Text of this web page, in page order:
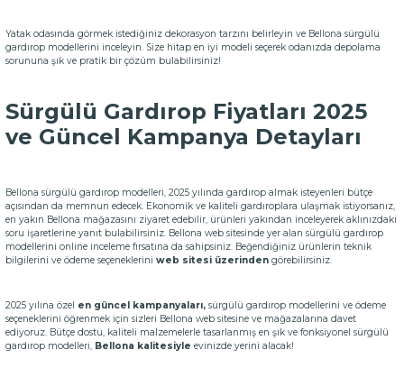
Yatak odasında görmek istediğiniz dekorasyon tarzını belirleyin ve Bellona sürgülü
gardırop modellerini inceleyin. Size hitap en iyi modeli seçerek odanızda depolama
sorununa şık ve pratik bir çözüm bulabilirsiniz!
Sürgülü Gardırop Fiyatları 2025
ve Güncel Kampanya Detayları
Bellona sürgülü gardırop modelleri, 2025 yılında gardırop almak isteyenleri bütçe
açısından da memnun edecek. Ekonomik ve kaliteli gardıroplara ulaşmak istiyorsanız,
en yakın Bellona mağazasını ziyaret edebilir, ürünleri yakından inceleyerek aklınızdaki
soru işaretlerine yanıt bulabilirsiniz. Bellona web sitesinde yer alan sürgülü gardırop
modellerini online inceleme fırsatına da sahipsiniz. Beğendiğiniz ürünlerin teknik
bilgilerini ve ödeme seçeneklerini web sitesi üzerinden görebilirsiniz.
2025 yılına özel en güncel kampanyaları, sürgülü gardırop modellerini ve ödeme
seçeneklerini öğrenmek için sizleri Bellona web sitesine ve mağazalarına davet
ediyoruz. Bütçe dostu, kaliteli malzemelerle tasarlanmış en şık ve fonksiyonel sürgülü
gardırop modelleri, Bellona kalitesiyle evinizde yerini alacak!